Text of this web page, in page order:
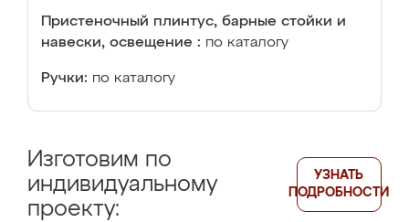
Пристеночный плинтус, барные стойки и
навески, освещение : по каталогу
Ручки: по каталогу
Изготовим по
индивидуальному
проекту:
УЗНАТЬ
ПОДРОБНОСТИ